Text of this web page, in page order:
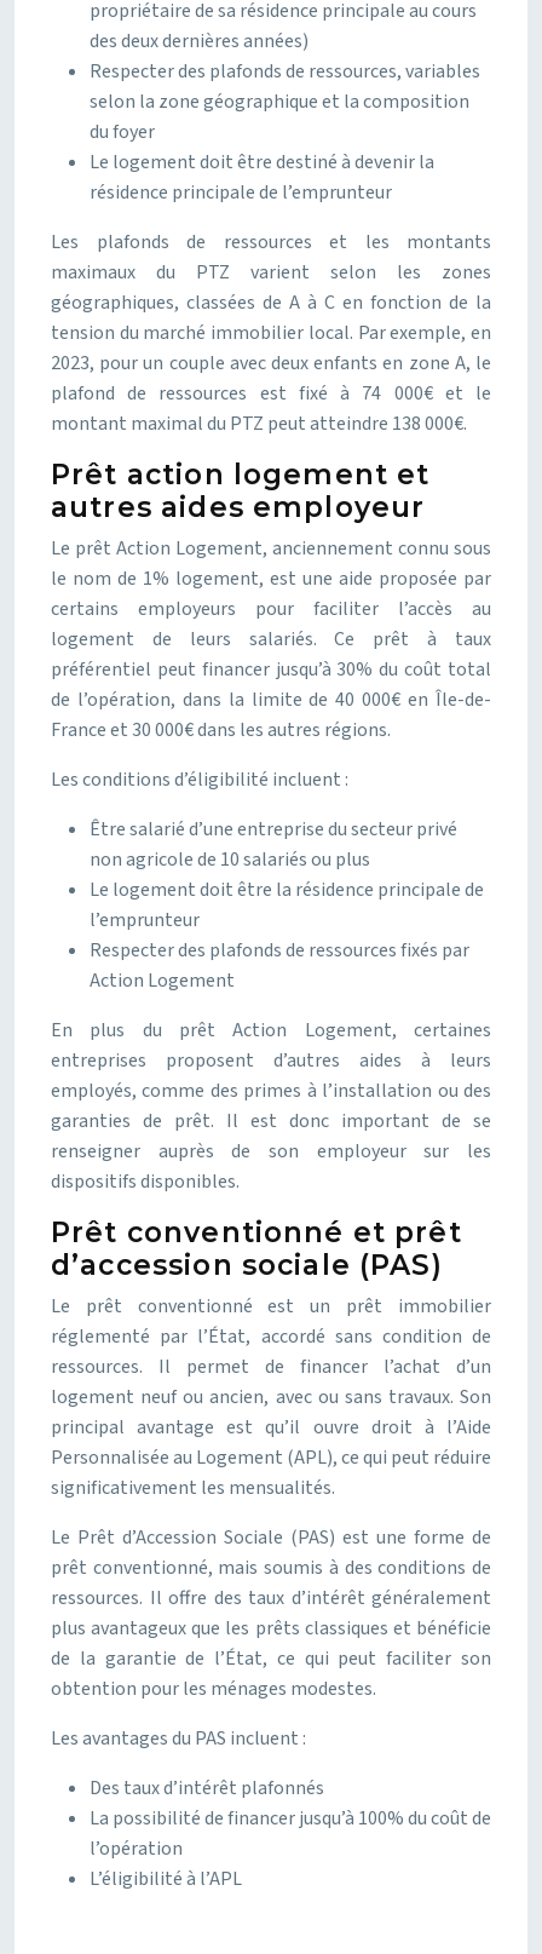
propriétaire de sa résidence principale au cours
des deux dernières années)
Respecter des plafonds de ressources, variables
selon la zone géographique et la composition
du foyer
Le logement doit être destiné à devenir la
résidence principale de l’emprunteur
Les plafonds de ressources et les montants
maximaux du PTZ varient selon les zones
géographiques, classées de A à C en fonction de la
tension du marché immobilier local. Par exemple, en
2023, pour un couple avec deux enfants en zone A, le
plafond de ressources est fixé à 74 000€ et le
montant maximal du PTZ peut atteindre 138 000€.
Prêt action logement et
autres aides employeur
Le prêt Action Logement, anciennement connu sous
le nom de 1% logement, est une aide proposée par
certains employeurs pour faciliter l’accès au
logement de leurs salariés. Ce prêt à taux
préférentiel peut financer jusqu’à 30% du coût total
de l’opération, dans la limite de 40 000€ en Île-de-
France et 30 000€ dans les autres régions.
Les conditions d’éligibilité incluent :
Être salarié d’une entreprise du secteur privé
non agricole de 10 salariés ou plus
Le logement doit être la résidence principale de
l’emprunteur
Respecter des plafonds de ressources fixés par
Action Logement
En plus du prêt Action Logement, certaines
entreprises proposent d’autres aides à leurs
employés, comme des primes à l’installation ou des
garanties de prêt. Il est donc important de se
renseigner auprès de son employeur sur les
dispositifs disponibles.
Prêt conventionné et prêt
d’accession sociale (PAS)
Le prêt conventionné est un prêt immobilier
réglementé par l’État, accordé sans condition de
ressources. Il permet de financer l’achat d’un
logement neuf ou ancien, avec ou sans travaux. Son
principal avantage est qu’il ouvre droit à l’Aide
Personnalisée au Logement (APL), ce qui peut réduire
significativement les mensualités.
Le Prêt d’Accession Sociale (PAS) est une forme de
prêt conventionné, mais soumis à des conditions de
ressources. Il offre des taux d’intérêt généralement
plus avantageux que les prêts classiques et bénéficie
de la garantie de l’État, ce qui peut faciliter son
obtention pour les ménages modestes.
Les avantages du PAS incluent :
Des taux d’intérêt plafonnés
La possibilité de financer jusqu’à 100% du coût de
l’opération
L’éligibilité à l’APL